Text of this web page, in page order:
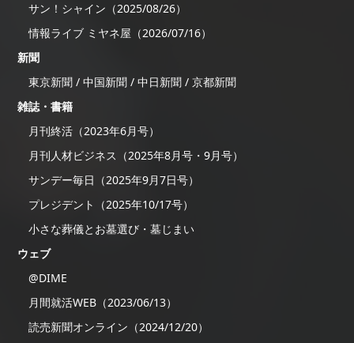
サン！シャイン（2025/08/26）
情報ライブ ミヤネ屋（2026/07/16）
新聞
東京新聞 / 中国新聞 / 中日新聞 / 京都新聞
雑誌・書籍
月刊終活（2023年6月号）
月刊人材ビジネス（2025年8月号・9月号）
サンデー毎日（2025年9月7日号）
プレジデント（2025年10/17号）
小さな葬儀とお墓選び・墓じまい
ウェブ
@DIME
月間就活WEB（2023/06/13）
読売新聞オンライン（2024/12/20）